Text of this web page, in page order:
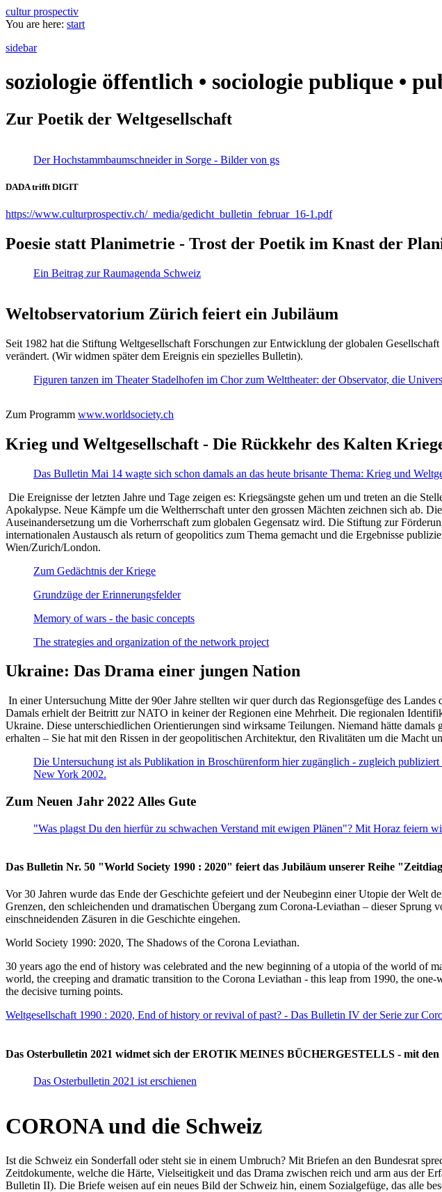
cultur prospectiv
You are here: start
sidebar
soziologie öffentlich • sociologie publique •
Zur Poetik der Weltgesellschaft
Der Hochstammbaumschneider in Sorge - Bilder von gs
DADA trifft DIGIT
https://www.culturprospectiv.ch/_media/gedicht_bulletin_februar_16-1.pdf
Poesie statt Planimetrie - Trost der Poetik im Knast der
Ein Beitrag zur Raumagenda Schweiz
Weltobservatorium Zürich feiert ein Jubiläum
Seit 1982 hat die Stiftung Weltgesellschaft Forschungen zur Entwicklung der globalen
verändert. (Wir widmen später dem Ereignis ein spezielles Bulletin).
Figuren tanzen im Theater Stadelhofen im Chor zum Welttheater: der Observator, die
Zum Programm www.worldsociety.ch
Krieg und Weltgesellschaft - Die Rückkehr des Kalten
Das Bulletin Mai 14 wagte sich schon damals an das heute brisante Thema: Krieg und
Die Ereignisse der letzten Jahre und Tage zeigen es: Kriegsängste gehen um und treten an die
Apokalypse. Neue Kämpfe um die Weltherrschaft unter den grossen Mächten zeichnen sich ab.
Auseinandersetzung um die Vorherrschaft zum globalen Gegensatz wird. Die Stiftung zur
internationalen Austausch als return of geopolitics zum Thema gemacht und die Ergebnisse
Wien/Zurich/London.
Zum Gedächtnis der Kriege
Grundzüge der Erinnerungsfelder
Memory of wars - the basic concepts
The strategies and organization of the network project
Ukraine: Das Drama einer jungen Nation
In einer Untersuchung Mitte der 90er Jahre stellten wir quer durch das Regionsgefüge des
Damals erhielt der Beitritt zur NATO in keiner der Regionen eine Mehrheit. Die regionalen
Ukraine. Diese unterschiedlichen Orientierungen sind wirksame Teilungen. Niemand hätte
erhalten – Sie hat mit den Rissen in der geopolitischen Architektur, den Rivalitäten um die Macht
Die Untersuchung ist als Publikation in Broschürenform hier zugänglich - zugleich
New York 2002.
Zum Neuen Jahr 2022 Alles Gute
"Was plagst Du den hierfür zu schwachen Verstand mit ewigen Plänen"? Mit Horaz feiern
Das Bulletin Nr. 50 "World Society 1990 : 2020" feiert das Jubiläum unserer Reihe
Vor 30 Jahren wurde das Ende der Geschichte gefeiert und der Neubeginn einer Utopie der
Grenzen, den schleichenden und dramatischen Übergang zum Corona-Leviathan – dieser
einschneidenden Zäsuren in die Geschichte eingehen.
World Society 1990: 2020, The Shadows of the Corona Leviathan.
30 years ago the end of history was celebrated and the new beginning of a utopia of the world of
world, the creeping and dramatic transition to the Corona Leviathan - this leap from 1990, the
the decisive turning points.
Weltgesellschaft 1990 : 2020, End of history or revival of past? - Das Bulletin IV der Serie zur
Das Osterbulletin 2021 widmet sich der EROTIK MEINES BÜCHERGESTELLS - mit den
Das Osterbulletin 2021 ist erschienen
CORONA und die Schweiz
Ist die Schweiz ein Sonderfall oder steht sie in einem Umbruch? Mit Briefen an den Bundesrat
Zeitdokumente, welche die Härte, Vielseitigkeit und das Drama zwischen reich und arm aus der
Bulletin II). Die Briefe weisen auf ein neues Bild der Schweiz hin, einem Sozialgefüge, das alle